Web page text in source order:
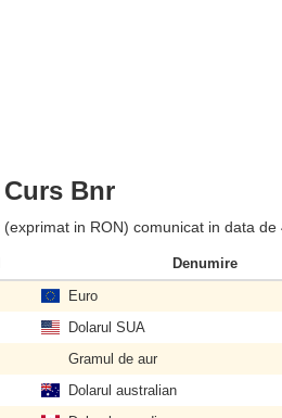
Bnr
in RON) comunicat in data de
Denumire
Euro
Dolarul SUA
Gramul de aur
Dolarul australian